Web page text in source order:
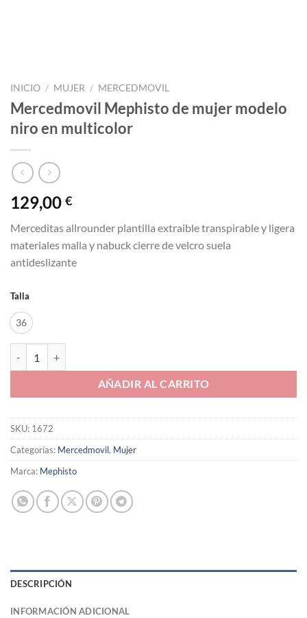
INICIO / MUJER / MERCEDMOVIL
Mercedmovil Mephisto de mujer modelo
niro en multicolor
129,00 €
Merceditas allrounder plantilla extraible transpirable y ligera
materiales malla y nabuck cierre de velcro suela
antideslizante
Talla
36
AÑADIR AL CARRITO
SKU: 1672
Categorías: Mercedmovil, Mujer
Marca: Mephisto
DESCRIPCIÓN
INFORMACIÓN ADICIONAL